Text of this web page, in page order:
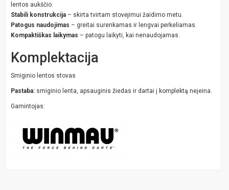
lentos aukščio.
Stabili konstrukcija – skirta tvirtam stovėjimui žaidimo metu.
Patogus naudojimas – greitai surenkamas ir lengvai perkeliamas.
Kompaktiškas laikymas – patogu laikyti, kai nenaudojamas.
Komplektacija
Smiginio lentos stovas
Pastaba: smiginio lenta, apsauginis žiedas ir dartai į komplektą neįeina.
Gamintojas: